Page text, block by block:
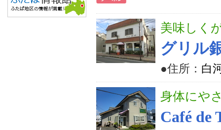
美味しく
グリル
●住所： 白
身体にや
Café de